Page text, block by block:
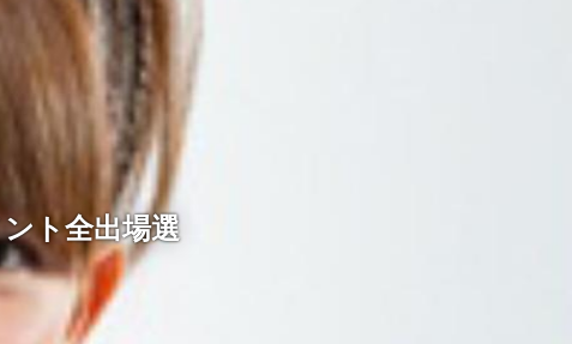
ト全出場選